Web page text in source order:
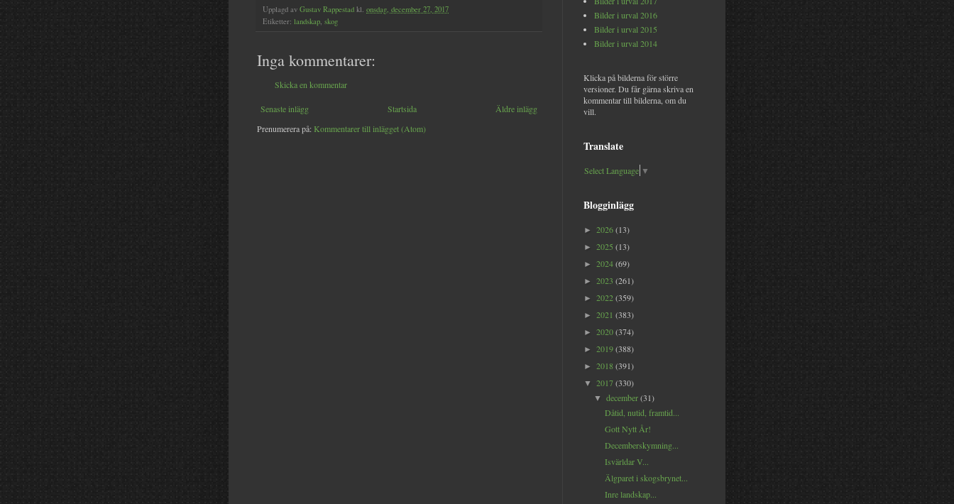
Upplagd av Gustav Rappestad kl. onsdag, december 27, 2017
Etiketter: landskap, skog
Inga kommentarer:
Skicka en kommentar
Senaste inlägg Äldre inlägg
Startsida
Prenumerera på: Kommentarer till inlägget (Atom)
Bilder i urval 2016
Bilder i urval 2015
Bilder i urval 2014
Klicka på bilderna för större
versioner. Du får gärna skriva en
kommentar till bilderna, om du
vill.
Translate
Select Language ▼
Blogginlägg
► 2026(13)
► 2025 (13)
► 2024(69)
► 2023 (261)
► 2022(359)
► 2021 (383)
► 2020(374)
► 2019(388)
► 2018 (391)
▼ 2017(330)
▼december(31)
Dåtid, nutid, framtid...
Gott Nytt År!
Decemberskymning...
Isvärldar V...
Älgparet i skogsbrynet...
Inre landskap...